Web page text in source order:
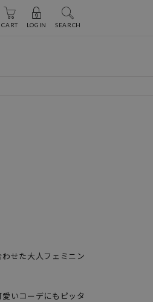
CART LOGIN SEARCH
せた大人フェミニン
いコーデにもピッタ